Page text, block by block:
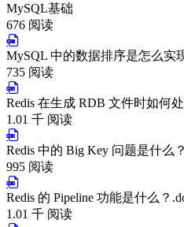
MySQL基础
676 阅读
MySQL 中的数据排序是怎么实
735 阅读
Redis 在生成 RDB 文件时如何
1.01 千 阅读
Redis 中的 Big Key 问题是什么
995 阅读
Redis 的 Pipeline 功能是什么？
1.01 千 阅读